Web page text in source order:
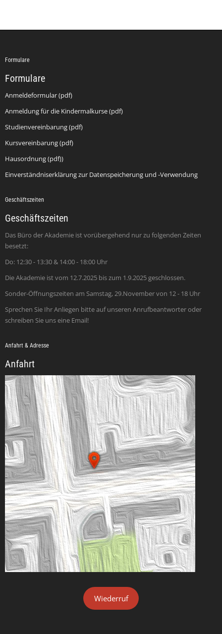
Formulare
Formulare
Anmeldeformular (pdf)
Anmeldung für die Kindermalkurse (pdf)
Studienvereinbarung (pdf)
Kursvereinbarung (pdf)
Hausordnung (pdf))
Einverständniserklärung zur Datenspeicherung und -Verwendung
Geschäftszeiten
Geschäftszeiten
Das Büro der Akademie ist vorübergehend nur zu folgenden Zeiten
besetzt:
Do: 12:30 - 13:30 & 14:00 - 18:00 Uhr
Die Akademie ist vom 12.7.2025 bis zum 1.9.2025 geschlossen.
Sonder-Öffnungszeiten am Samstag, 29.November von 12 - 18 Uhr
Sprechen Sie Ihr Anliegen bitte auf unseren Anrufbeantworter oder
schreiben Sie uns eine Email!
Anfahrt & Adresse
Anfahrt
Wiederruf